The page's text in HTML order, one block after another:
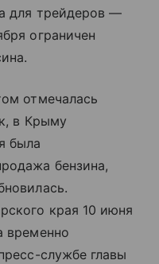
для трейдеров —
ограничен
отмечалась
в Крыму
была
бензина,
края 10 июня
временно
службе главы